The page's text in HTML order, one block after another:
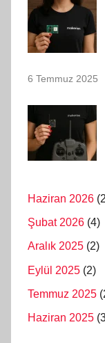
6 Temmuz 2025
Haziran 2026
Şubat 2026 (4)
Aralık 2025 (2)
Eylül 2025 (2)
Temmuz 2025
Haziran 2025